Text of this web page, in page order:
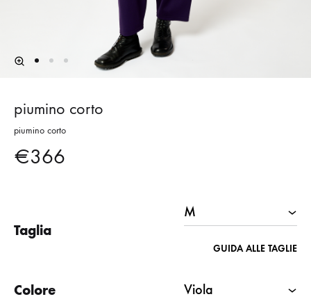
piumino corto
piumino corto
€366
Taglia
GUIDA ALLE TAGLIE
Colore